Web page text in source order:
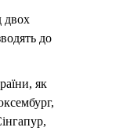
двох
до
як